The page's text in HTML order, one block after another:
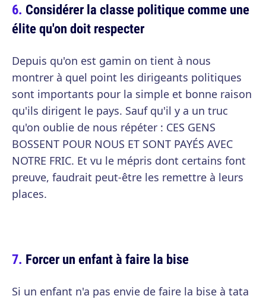
Considérer la classe politique comme une
élite qu'on doit respecter
Depuis qu'on est gamin on tient à nous
montrer à quel point les dirigeants politiques
sont importants pour la simple et bonne raison
qu'ils dirigent le pays. Sauf qu'il y a un truc
qu'on oublie de nous répéter : CES GENS
BOSSENT POUR NOUS ET SONT PAYÉS AVEC
NOTRE FRIC. Et vu le mépris dont certains font
preuve, faudrait peut-être les remettre à leurs
places.
Forcer un enfant à faire la bise
Si un enfant n'a pas envie de faire la bise à tata